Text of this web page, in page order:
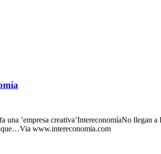
’empresa creativa’IntereconomíaNo llegan
que…Via www.intereconomia.com